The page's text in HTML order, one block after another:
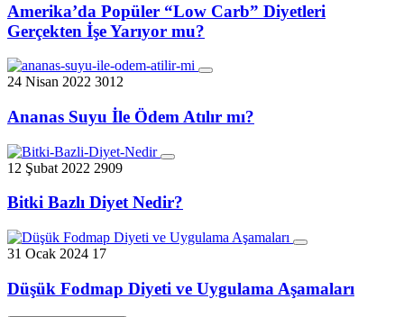
Amerika’da Popüler “Low Carb” Diyetleri
Gerçekten İşe Yarıyor mu?
24 Nisan 2022 3012
Ananas Suyu İle Ödem Atılır mı?
12 Şubat 2022 2909
Bitki Bazlı Diyet Nedir?
31 Ocak 2024 17
Düşük Fodmap Diyeti ve Uygulama Aşamaları